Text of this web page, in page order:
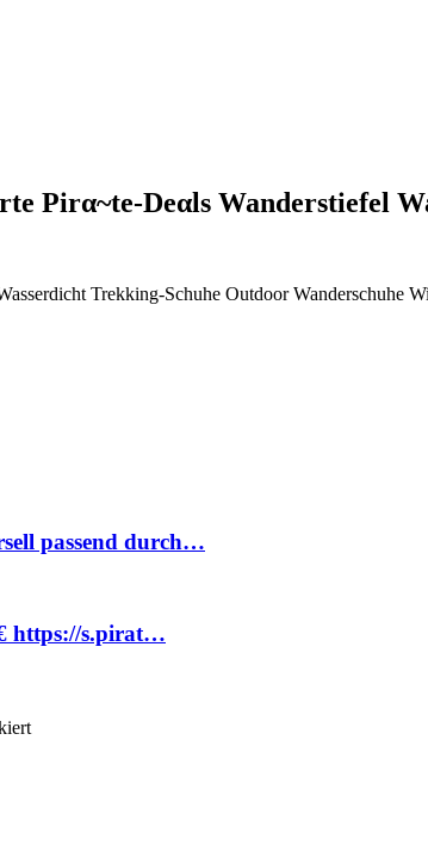
Pirα~tе-Dеαls Wanderstiefel
Trekking-Schuhe Outdoor
passend durch…
https://s.pirat…